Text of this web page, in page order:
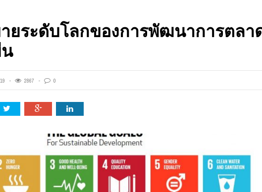
ยระดับโลกของการพัฒนาการตลา
2867 0